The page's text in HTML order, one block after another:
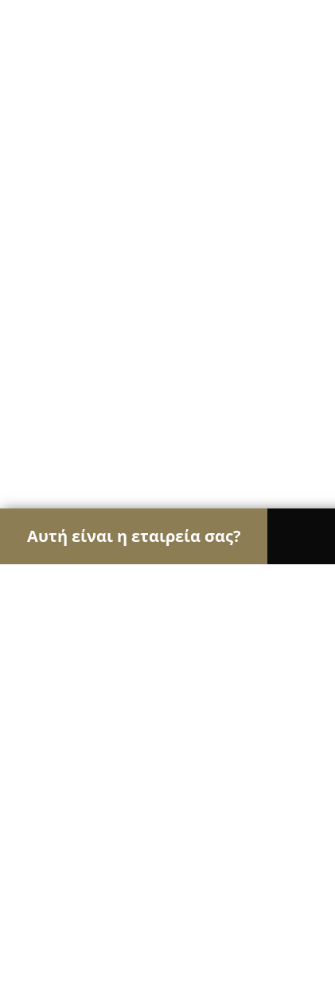
Αυτή είναι η εταιρεία σας?